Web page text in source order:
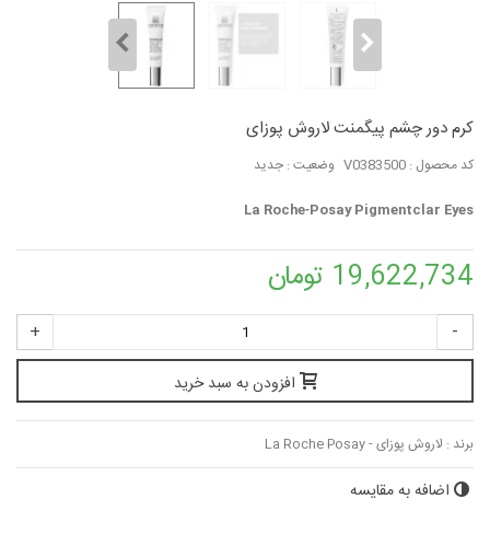
کرم دور چشم پیگمنت لاروش پوزای
کد محصول : V0383500 وضعیت : جدید
La Roche‑Posay Pigmentclar Eyes
19,622,734 تومان
-
+
افزودن به سبد خرید
برند : لاروش پوزای - La Roche Posay
اضافه به مقایسه